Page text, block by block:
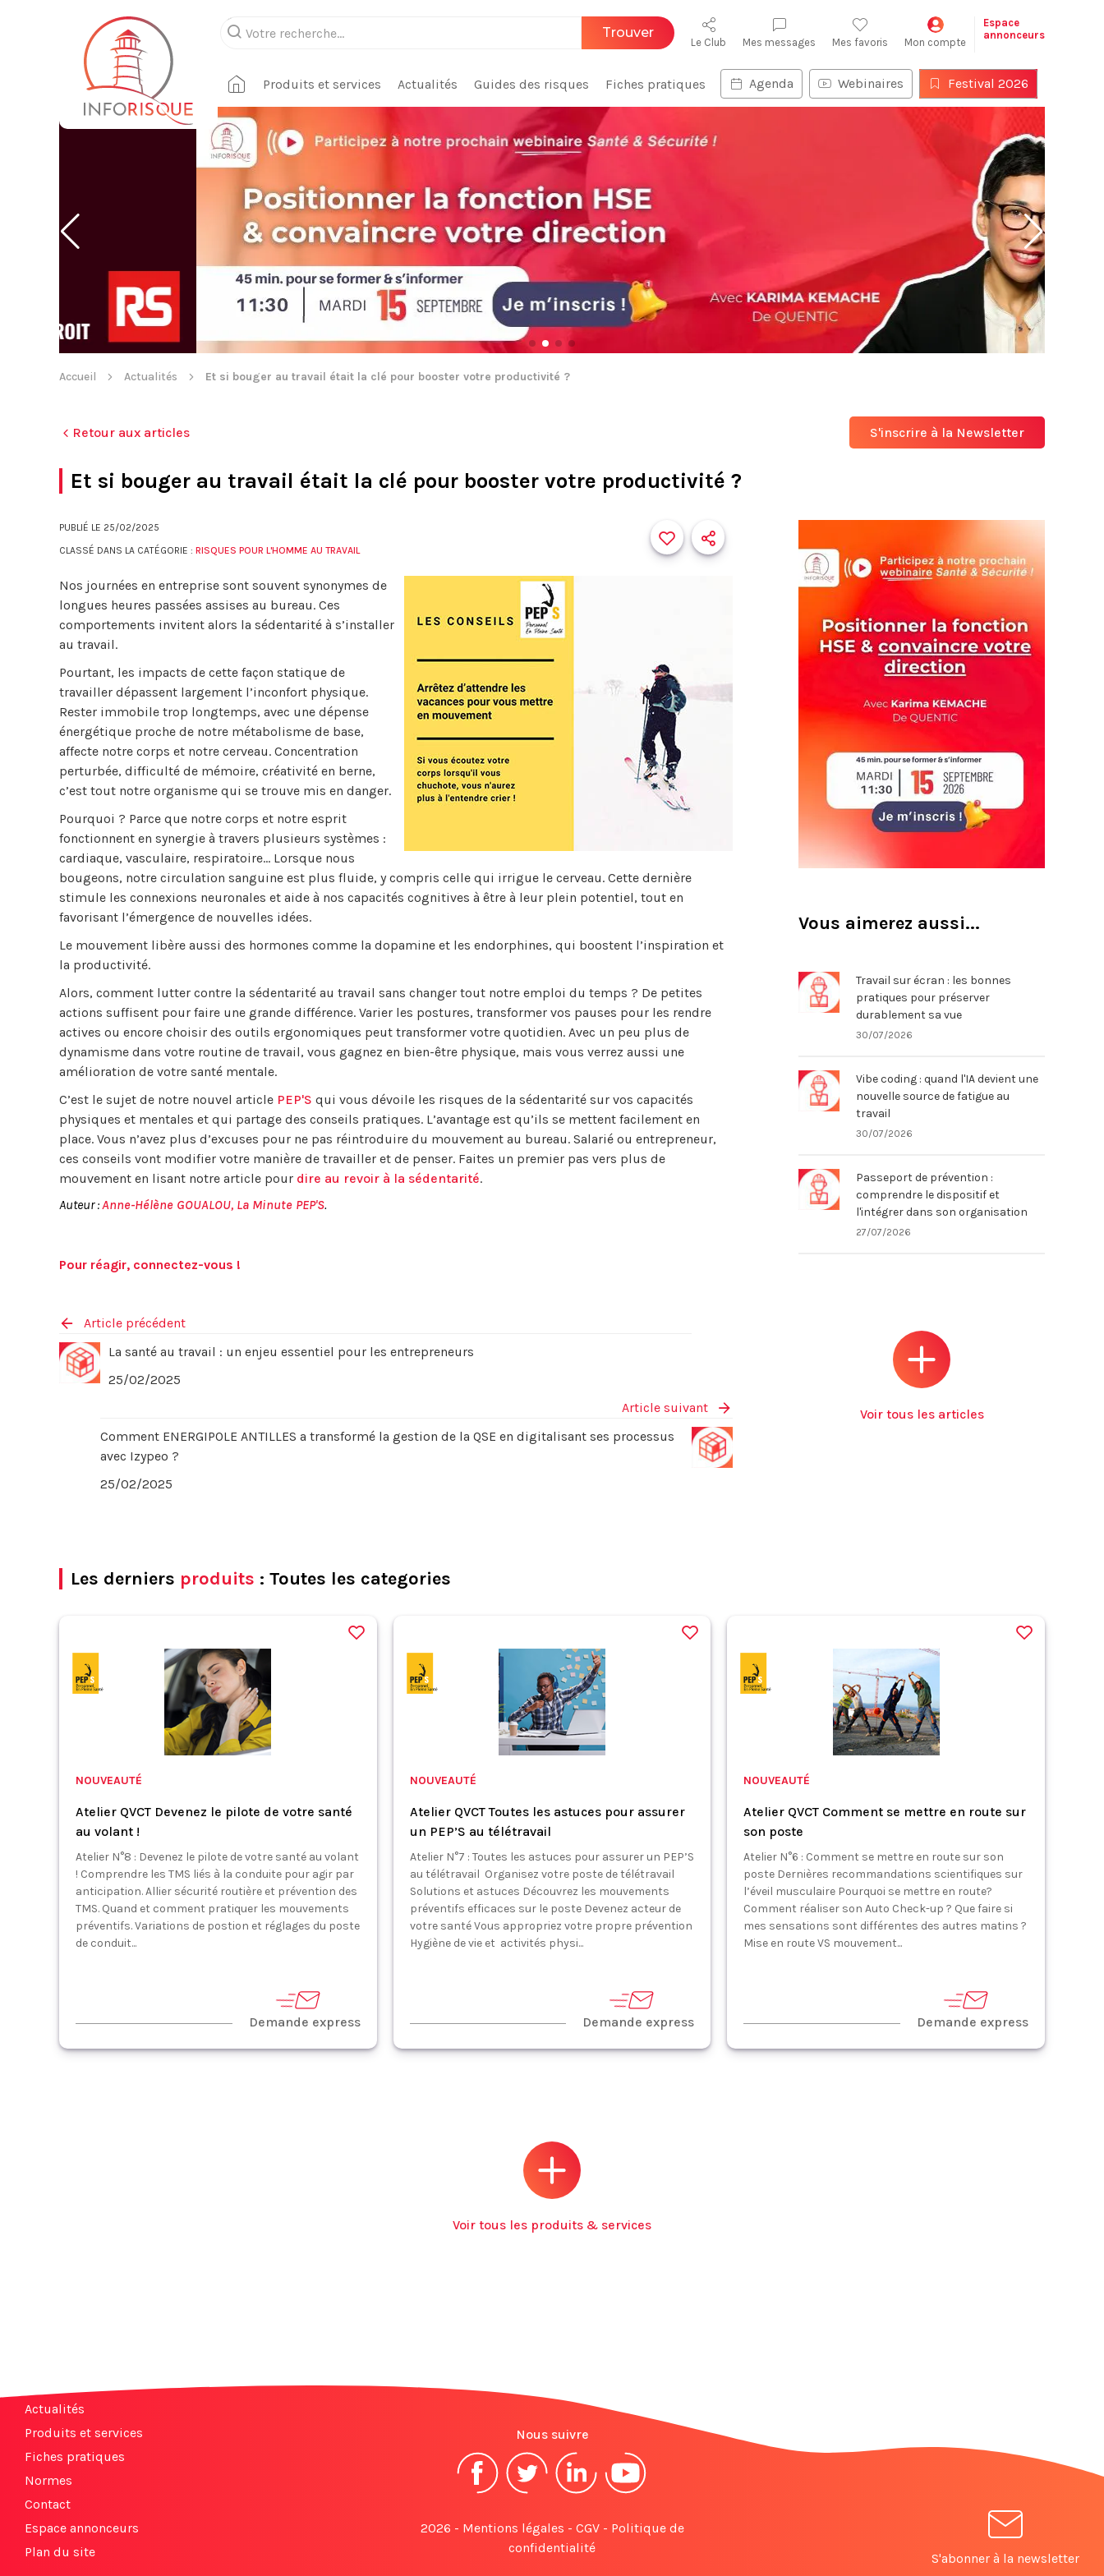
Trouver
Le Club Mes messages Mes favoris Mon compte
Espace
annonceurs
Produits et services Actualités Guides des risques Fiches pratiques Agenda Webinaires Festival 2026
Accueil Actualités Et si bouger au travail était la clé pour booster votre productivité ?
Retour aux articles S'inscrire à la Newsletter
Et si bouger au travail était la clé pour booster votre productivité ?
PUBLIÉ LE 25/02/2025
CLASSÉ DANS LA CATÉGORIE : RISQUES POUR L'HOMME AU TRAVAIL
Nos journées en entreprise sont souvent synonymes de
longues heures passées assises au bureau. Ces
comportements invitent alors la sédentarité à s’installer
au travail.
Pourtant, les impacts de cette façon statique de
travailler dépassent largement l’inconfort physique.
Rester immobile trop longtemps, avec une dépense
énergétique proche de notre métabolisme de base,
affecte notre corps et notre cerveau. Concentration
perturbée, difficulté de mémoire, créativité en berne,
c’est tout notre organisme qui se trouve mis en danger.
Pourquoi ? Parce que notre corps et notre esprit
fonctionnent en synergie à travers plusieurs systèmes :
cardiaque, vasculaire, respiratoire… Lorsque nous
bougeons, notre circulation sanguine est plus fluide, y compris celle qui irrigue le cerveau. Cette dernière
stimule les connexions neuronales et aide à nos capacités cognitives à être à leur plein potentiel, tout en
favorisant l’émergence de nouvelles idées.
Le mouvement libère aussi des hormones comme la dopamine et les endorphines, qui boostent l’inspiration et
la productivité.
Alors, comment lutter contre la sédentarité au travail sans changer tout notre emploi du temps ? De petites
actions suffisent pour faire une grande différence. Varier les postures, transformer vos pauses pour les rendre
actives ou encore choisir des outils ergonomiques peut transformer votre quotidien. Avec un peu plus de
dynamisme dans votre routine de travail, vous gagnez en bien-être physique, mais vous verrez aussi une
amélioration de votre santé mentale.
C’est le sujet de notre nouvel article PEP'S qui vous dévoile les risques de la sédentarité sur vos capacités
physiques et mentales et qui partage des conseils pratiques. L’avantage est qu’ils se mettent facilement en
place. Vous n’avez plus d’excuses pour ne pas réintroduire du mouvement au bureau. Salarié ou entrepreneur,
ces conseils vont modifier votre manière de travailler et de penser. Faites un premier pas vers plus de
mouvement en lisant notre article pour dire au revoir à la sédentarité.
Auteur :Anne-Hélène GOUALOU, La Minute PEP'S.
Pour réagir, connectez-vous !
Article précédent
La santé au travail : un enjeu essentiel pour les entrepreneurs
25/02/2025
Article suivant
Comment ENERGIPOLE ANTILLES a transformé la gestion de la QSE en digitalisant ses processus
avec Izypeo ?
25/02/2025
Vous aimerez aussi...
Travail sur écran : les bonnes
pratiques pour préserver
durablement sa vue
30/07/2026
Vibe coding : quand l'IA devient une
nouvelle source de fatigue au
travail
30/07/2026
Passeport de prévention :
comprendre le dispositif et
l'intégrer dans son organisation
27/07/2026
Voir tous les articles
Les derniers produits : Toutes les categories
NOUVEAUTÉ
Atelier QVCT Devenez le pilote de votre santé
au volant !
Atelier N°8 : Devenez le pilote de votre santé au volant
! Comprendre les TMS liés à la conduite pour agir par
anticipation. Allier sécurité routière et prévention des
TMS. Quand et comment pratiquer les mouvements
préventifs. Variations de postion et réglages du poste
de conduit...
Demande express
NOUVEAUTÉ
Atelier QVCT Toutes les astuces pour assurer
un PEP’S au télétravail
Atelier N°7 : Toutes les astuces pour assurer un PEP’S
au télétravail Organisez votre poste de télétravail
Solutions et astuces Découvrez les mouvements
préventifs efficaces sur le poste Devenez acteur de
votre santé Vous appropriez votre propre prévention
Hygiène de vie et activités physi...
Demande express
NOUVEAUTÉ
Atelier QVCT Comment se mettre en route sur
son poste
Atelier N°6 : Comment se mettre en route sur son
poste Dernières recommandations scientifiques sur
l’éveil musculaire Pourquoi se mettre en route?
Comment réaliser son Auto Check-up ? Que faire si
mes sensations sont différentes des autres matins ?
Mise en route VS mouvement...
Demande express
Voir tous les produits & services
Actualités
Produits et services
Fiches pratiques
Normes
Contact
Espace annonceurs
Plan du site
Nous suivre
2026 - Mentions légales - CGV- Politique de
confidentialité
S'abonner à la newsletter